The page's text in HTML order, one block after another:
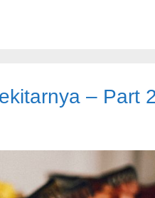
– Part